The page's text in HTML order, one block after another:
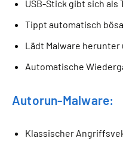
USB-Stick gibt sich als
Tippt automatisch
Lädt Malware
Automatische
Autorun-Malware:
Klassischer